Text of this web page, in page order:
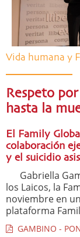
Vida humana y
Respeto
hasta la
El Family
colaboración
y el suicidio
Gabriella
los Laicos, la
noviembre en
plataforma
GAMBINO -